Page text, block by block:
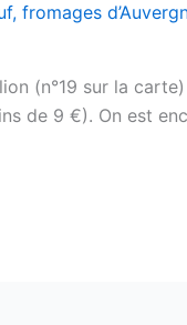
, fromages
(n°19 sur la
de 9 €). On est